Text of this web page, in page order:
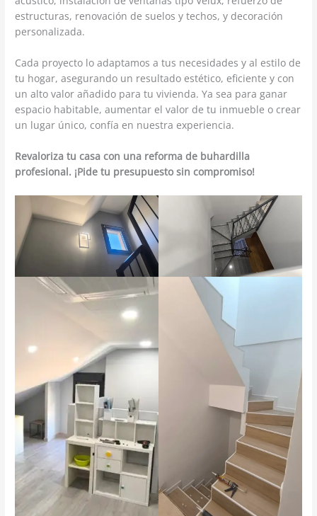
estructuras, renovación de suelos y techos, y decoración
personalizada.
Cada proyecto lo adaptamos a tus necesidades y al estilo de
tu hogar, asegurando un resultado estético, eficiente y con
un alto valor añadido para tu vivienda. Ya sea para ganar
espacio habitable, aumentar el valor de tu inmueble o crear
un lugar único, confía en nuestra experiencia.
Revaloriza tu casa con una reforma de buhardilla
profesional. ¡Pide tu presupuesto sin compromiso!